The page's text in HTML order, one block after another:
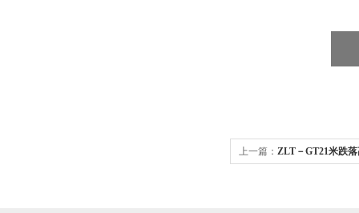
上一篇： ZLT－GT21米跌